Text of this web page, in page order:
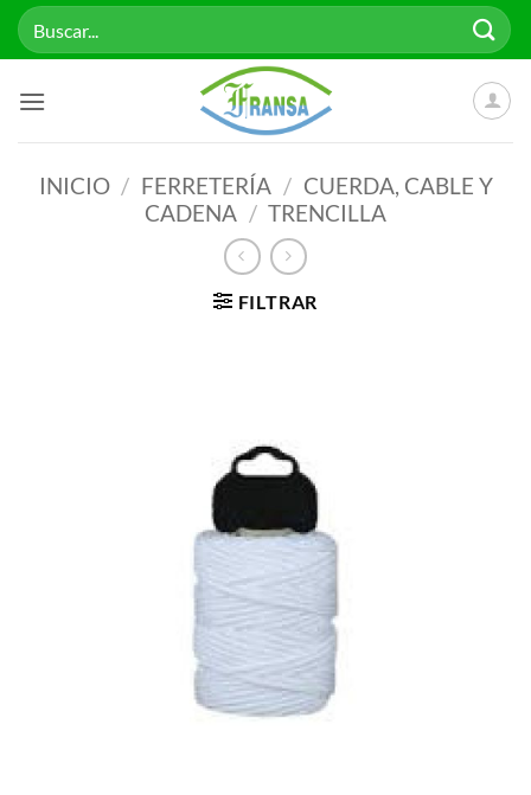
Saltar
Buscar
por:
INICIO / FERRETERÍA / CUERDA, CABLE Y
CADENA / TRENCILLA
FILTRAR